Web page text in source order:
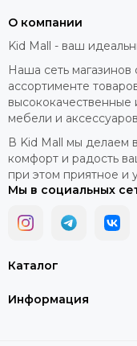
Каталог
Информация
О компании
Kid Mall - ваш
Наша сеть
ассортименте
мебели и
В Kid Mall мы делаем
комфорт и радость
при этом приятное и
Мы в социальных